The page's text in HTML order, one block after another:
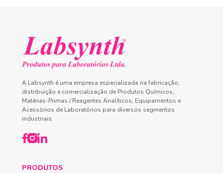
A Labsynth é uma empresa especializada na fabricação,
distribuição e comercialização de Produtos Químicos,
Matérias-Primas / Reagentes Analíticos, Equipamentos e
Acessórios de Laboratórios para diversos segmentos
industriais.
PRODUTOS